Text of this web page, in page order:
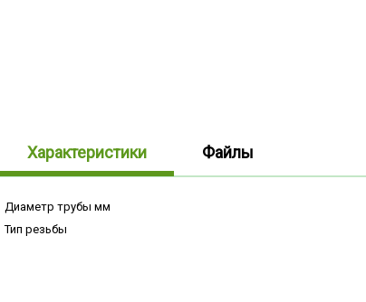
Характеристики Файлы
Диаметр трубы мм
Тип резьбы